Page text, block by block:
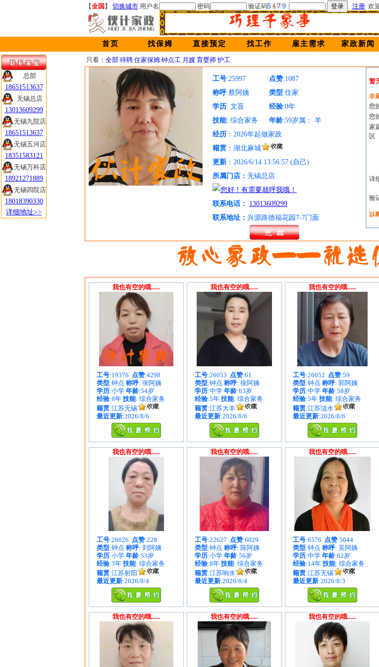
【全国 】 切换城市 用户名 密码 验证码 注册 欢
首页 找保姆 直接预定 找工作 雇主需求 家政新闻
只看： 全部 待聘 住家保姆 钟点工 月嫂 育婴师 护工
工号:25997 点赞:1087
称呼:蔡阿姨 类型:住家
学历: 文盲 经验:0年
技能: 综合家务 年龄:59岁属： 羊
经历 ：2026年起做家政
籍贯 ：湖北麻城
更新 ：2026/6/14 13:56:57 (自己)
所属门店： 无锡总店
联系电话：
13013609299
联系地址： 兴源路德福花园7-7门面
暂
非
您
您
家
区
详
验
以
我也有空的哦......
工号:19376 点赞:4298
类型:钟点 称呼: 张阿姨
学历:小学 年龄:54岁
经验:8年 技能: 综合家务
籍贯:江苏无锡
最近更新:2026/8/6
我也有空的哦......
工号:26053 点赞:61
类型:钟点 称呼: 徐阿姨
学历:中学 年龄:63岁
经验:5年 技能: 综合家务
籍贯:江苏大丰
最近更新:2026/8/6
我也有空的哦......
工号:26052 点赞:59
类型:钟点 称呼: 郭阿姨
学历:中学 年龄:58岁
经验:5年 技能: 综合家务
籍贯:江苏涟水
最近更新:2026/8/6
我也有空的哦......
工号:26026 点赞:228
类型:钟点 称呼: 刘阿姨
学历:小学 年龄:53岁
经验:3年 技能: 综合家务
籍贯:江苏射阳
最近更新:2026/8/4
我也有空的哦......
工号:22627 点赞:6029
类型:钟点 称呼: 陈阿姨
学历:小学 年龄:56岁
经验:8年 技能: 综合家务
籍贯:江苏响水
最近更新:2026/8/4
我也有空的哦......
工号:6576 点赞:5044
类型:钟点 称呼: 吴阿姨
学历:中学 年龄:62岁
经验:14年 技能: 综合家务
籍贯:江苏无锡
最近更新:2026/8/3
我也有空的哦...... 我也有空的哦...... 我也有空的哦......
总部
18651513637
无锡总店
13013609299
无锡九院店
18651513637
无锡五河店
18351583121
无锡万科店
18921271889
无锡四院店
18018390330
详细地址>>
总部
18651513637
无锡总店
13013609299
无锡九院店
18651513637
无锡五河店
18351583121
无锡万科店
18921271889
无锡四院店
18018390330
详细地址>>